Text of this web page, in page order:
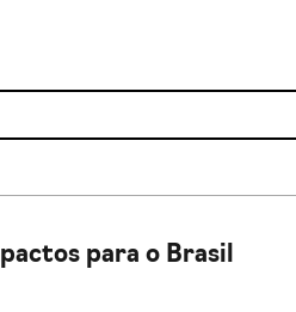
para o Brasil